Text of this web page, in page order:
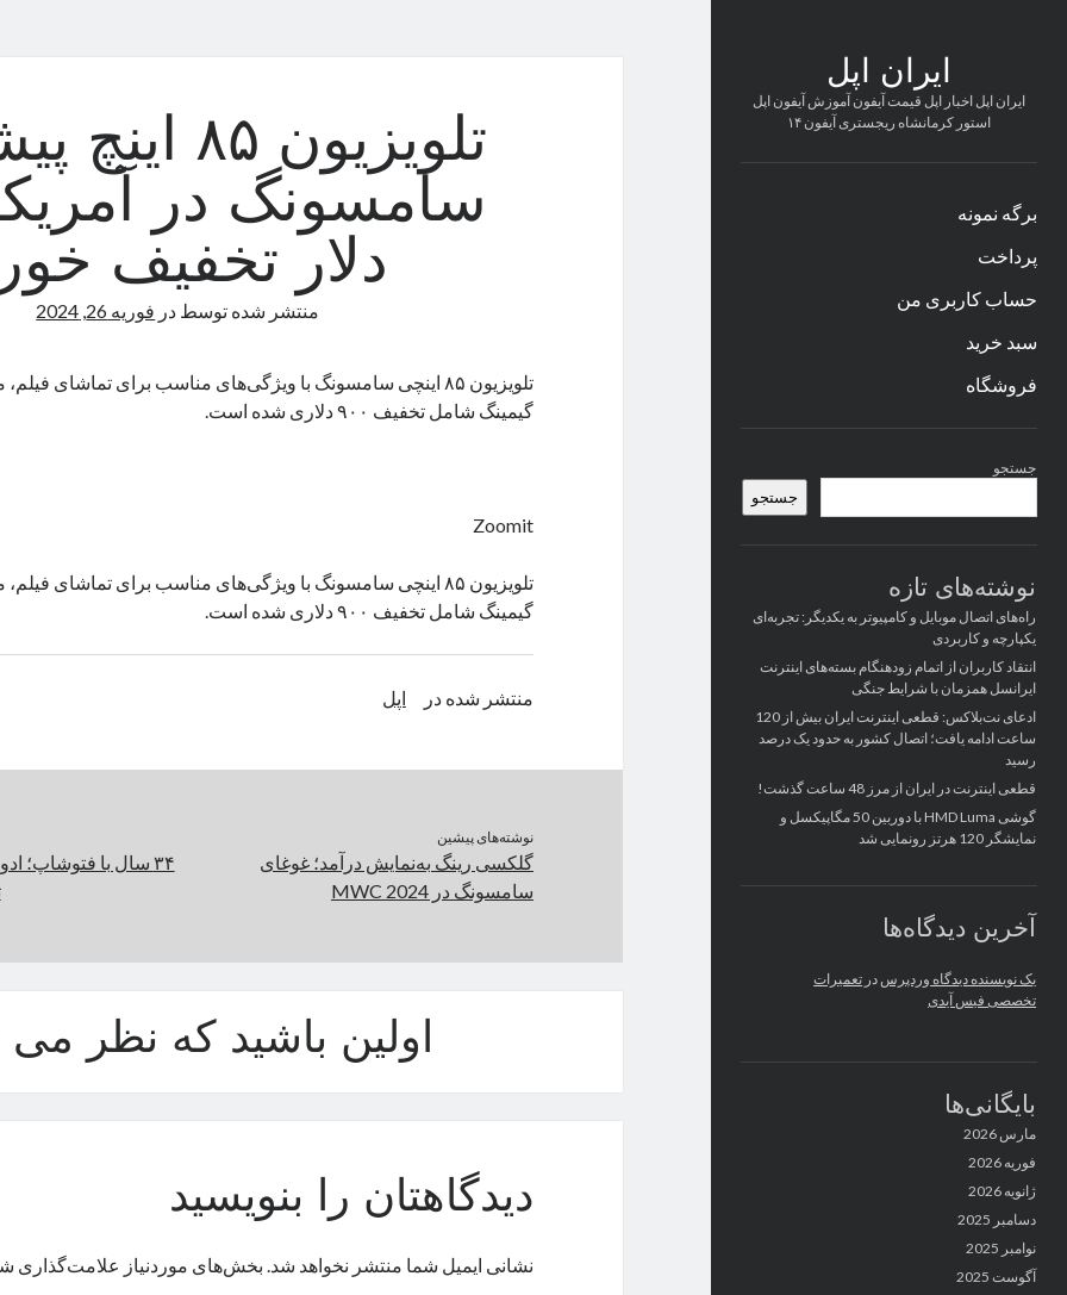
ایران اپل
ایران اپل اخبار اپل قیمت آیفون آموزش آیفون اپل
استور کرمانشاه ریجستری آیفون ۱۴
برگه نمونه
پرداخت
حساب کاربری من
سبد خرید
فروشگاه
کناری
جستجو
جستجو
نوشته‌های تازه
راه‌های اتصال موبایل و کامپیوتر به یکدیگر: تجربه‌ای
یکپارچه و کاربردی
انتقاد کاربران از اتمام زودهنگام بسته‌های اینترنت
ایرانسل همزمان با شرایط جنگی
ادعای نت‌بلاکس: قطعی اینترنت ایران بیش از 120
ساعت ادامه یافت؛ اتصال کشور به حدود یک درصد
رسید
قطعی اینترنت در ایران از مرز 48 ساعت گذشت!
گوشی HMD Luma با دوربین 50 مگاپیکسل و
نمایشگر 120 هرتز رونمایی شد
آخرین دیدگاه‌ها
یک نویسنده دیدگاه وردپرس در تعمیرات
تخصصی فیس آیدی
بایگانی‌ها
مارس 2026
فوریه 2026
ژانویه 2026
دسامبر 2025
نوامبر 2025
آگوست 2025
تلویزیون ۸۵
دلار تخفیف
منتشر شده توسط در فوریه 26, 2024
تلویزیون ۸۵ اینچی سامسونگ با ویژگی‌های مناسب برای تماشای
گیمینگ شامل تخفیف ۹۰۰ دلاری شده است.
Zoomit
تلویزیون ۸۵ اینچی سامسونگ با ویژگی‌های مناسب برای تماشای
گیمینگ شامل تخفیف ۹۰۰ دلاری شده است.
منتشر شده در اپل
نوشته‌های پیشین
گلکسی رینگ به‌نمایش درآمد؛ غوغای
سامسونگ در MWC 2024
۳۴ سال با فتوشاپ؛
اولین باشید که نظر می
دیدگاهتان را بنویسید
نشانی ایمیل شما منتشر نخواهد شد. بخش‌های موردنیاز علامت‌گذاری